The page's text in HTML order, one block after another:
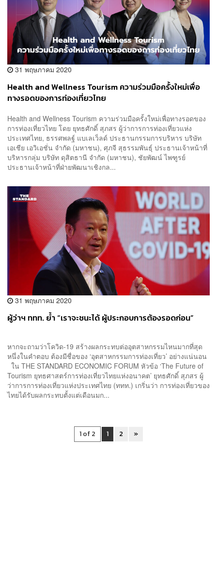
31 พฤษภาคม 2020
Health and Wellness Tourism ความร่วมมือครั้งใหม่เพื่อ
ทางรอดของการท่องเที่ยวไทย
Health and Wellness Tourism ความร่วมมือครั้งใหม่เพื่อทางรอดของ
การท่องเที่ยวไทย โดย ยุทธศักดิ์ สุภสร ผู้ว่าการการท่องเที่ยวแห่ง
ประเทศไทย, ธรรศพลฐ์ แบเลเว็ลด์ ประธานกรรมการบริหาร บริษัท
เอเชีย เอวิเอชั่น จำกัด (มหาชน), ศุภจี สุธรรมพันธุ์ ประธานเจ้าหน้าที่
บริหารกลุ่ม บริษัท ดุสิตธานี จำกัด (มหาชน), ชัยพัฒน์ ไพฑูรย์
ประธานเจ้าหน้าที่ฝ่ายพัฒนาเชิงกล...
31 พฤษภาคม 2020
ผู้ว่าฯ ททท. ย้ำ “เราจะชนะได้ ผู้ประกอบการต้องรอดก่อน”
หากจะถามว่าโควิด-19 สร้างผลกระทบต่ออุตสาหกรรมไหนมากที่สุด
หนึ่งในคำตอบ ต้องมีชื่อของ ‘อุตสาหกรรมการท่องเที่ยว’ อย่างแน่นอน
ใน THE STANDARD ECONOMIC FORUM หัวข้อ ‘The Future of
Tourism ยุทธศาสตร์การท่องเที่ยวไทยแห่งอนาคต’ ยุทธศักดิ์ สุภสร ผู้
ว่าการการท่องเที่ยวแห่งประเทศไทย (ททท.) เกริ่นว่า การท่องเที่ยวของ
ไทยได้รับผลกระทบตั้งแต่เดือนมก...
1 of 2 1 2 »